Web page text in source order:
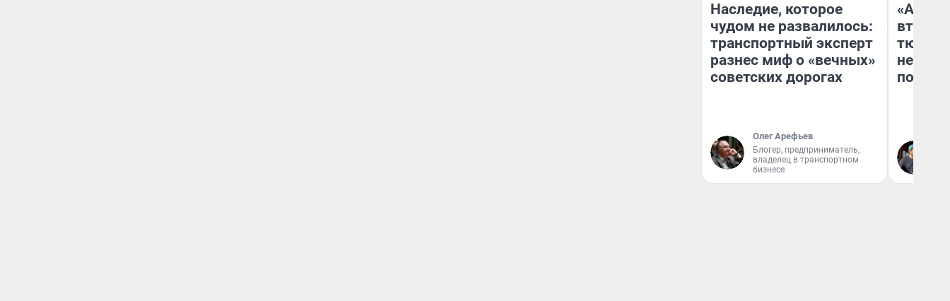
Наследие, которое
чудом не развалилось:
транспортный эксперт
разнес миф о «вечных»
советских дорогах
Олег Арефьев
Блогер, предприниматель,
владелец в транспортном
бизнесе